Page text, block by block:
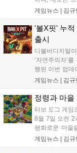
터 14일까지 럭
로 전략적 전투
게임뉴스 | 김규
'볼X핏' 누적
출시
디볼버디지털
‘자연주의자’
행된 이번 업데
전략적 재미를
라고 밝혀 향후
지에서 확인 가
게임뉴스 | 김규
정령과 마을
터보 도그 게임
8월 7일 오전 2
평화로운 마을
10,700원에서
게임뉴스 | 김규